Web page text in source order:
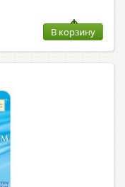
В корзину